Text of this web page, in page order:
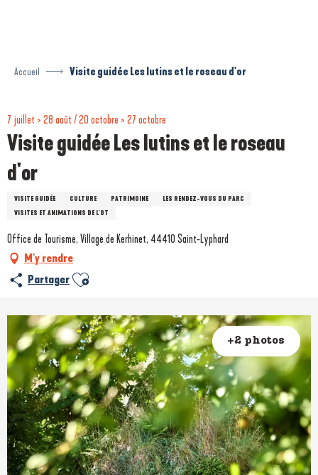
Accueil Visite guidée Les lutins et le roseau d'or
7 juillet > 28 août / 20 octobre > 27 octobre
Visite guidée Les lutins et le roseau
d'or
VISITE GUIDÉE CULTURE PATRIMOINE
LES RENDEZ-VOUS DU PARC
VISITES ET ANIMATIONS DE L'OT
Office de Tourisme, Village de Kerhinet, 44410 Saint-Lyphard
M'y rendre
Partager Ajouter aux favoris
+2 photos